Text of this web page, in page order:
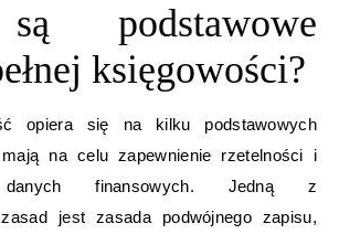
podstawowe
księgowości?
opiera się na kilku podstawowych
na celu zapewnienie rzetelności i
danych finansowych. Jedną z
jest zasada podwójnego zapisu,